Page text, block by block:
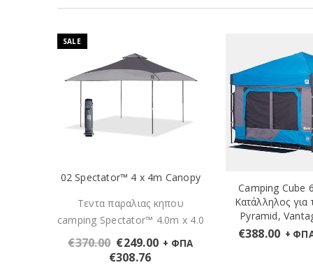
SALE
02 Spectator™ 4 x 4m Canopy
Τεντα παραλιας κηπου
camping Spectator™ 4.0m x 4.0
€370.00 €249.00 + ΦΠΑ
€308.76
Camping Cube
Κατάλληλος για
Pyramid,
€388.00 +